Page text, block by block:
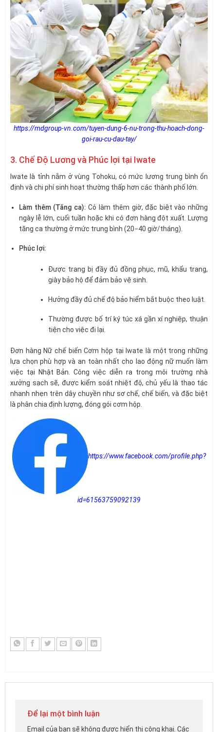
https://mdgroup-vn.com/tuyen-dung-6-nu-trong-thu-hoach-dong-
goi-rau-cu-dau-tay/
3. Chế Độ Lương và Phúc lợi tại Iwate
Iwate là tỉnh nằm ở vùng Tohoku, có mức lương trung bình ổn
định và chi phí sinh hoạt thường thấp hơn các thành phố lớn.
Làm thêm (Tăng ca): Có làm thêm giờ, đặc biệt vào những
ngày lễ lớn, cuối tuần hoặc khi có đơn hàng đột xuất. Lượng
tăng ca thường ở mức trung bình (20−40 giờ/tháng).
Phúc lợi:
Được trang bị đầy đủ đồng phục, mũ, khẩu trang,
giày bảo hộ để đảm bảo vệ sinh.
Hưởng đầy đủ chế độ bảo hiểm bắt buộc theo luật.
Thường được bố trí ký túc xá gần xí nghiệp, thuận
tiện cho việc đi lại.
Đơn hàng Nữ chế biến Cơm hộp tại Iwate là một trong những
lựa chọn phù hợp và an toàn nhất cho lao động nữ muốn làm
việc tại Nhật Bản. Công việc diễn ra trong môi trường nhà
xưởng sạch sẽ, được kiểm soát nhiệt độ, chủ yếu là thao tác
nhanh nhẹn trên dây chuyền như sơ chế, chế biến, và đặc biệt
là phân chia định lượng, đóng gói cơm hộp.
https://www.facebook.com/profile.php?
id=61563759092139
Để lại một bình luận
Email của bạn sẽ không được hiển thị công khai. Các